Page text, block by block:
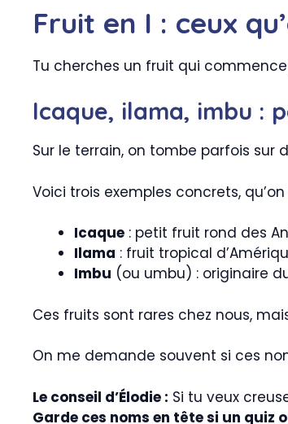
Fruit en I : ceux
Tu cherches un fruit qui
Icaque, ilama, imbu :
Sur le terrain, on tombe parfois sur
Voici trois exemples concrets,
Icaque : petit fruit rond des
Ilama : fruit tropical
Imbu (ou umbu) : originaire
Ces fruits sont rares chez nous,
On me demande souvent si ces
Le conseil d’Élodie : Si tu veux
Garde ces noms en tête si un quiz